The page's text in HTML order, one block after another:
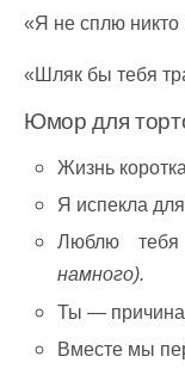
«Я не сплю никто
«Шляк бы тебя
Юмор для
Жизнь
Я испекла
Люблю
намного).
Ты —
Вместе мы